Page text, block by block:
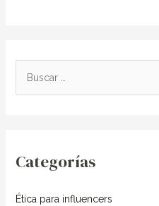
a
p
Categorías
Ética para influencers